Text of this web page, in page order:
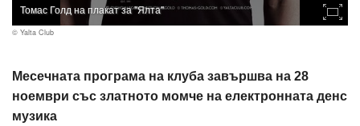
Томас Голд на плакат за "Ялта"
© Yalta Club
Месечната програма на клуба завършва на 28
ноември със златното момче на електронната денс
музика